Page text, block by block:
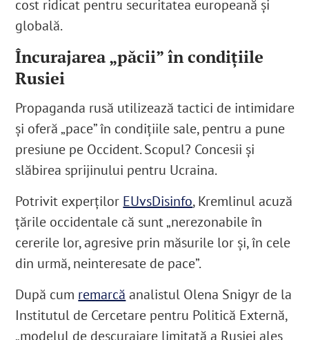
cost ridicat pentru securitatea europeană și
globală.
Încurajarea „păcii” în condițiile
Rusiei
Propaganda rusă utilizează tactici de intimidare
și oferă „pace” în condițiile sale, pentru a pune
presiune pe Occident. Scopul? Concesii și
slăbirea sprijinului pentru Ucraina.
Potrivit experților EUvsDisinfo, Kremlinul acuză
țările occidentale că sunt „nerezonabile în
cererile lor, agresive prin măsurile lor și, în cele
din urmă, neinteresate de pace”.
După cum remarcă analistul Olena Snigyr de la
Institutul de Cercetare pentru Politică Externă,
„modelul de descurajare limitată a Rusiei ales